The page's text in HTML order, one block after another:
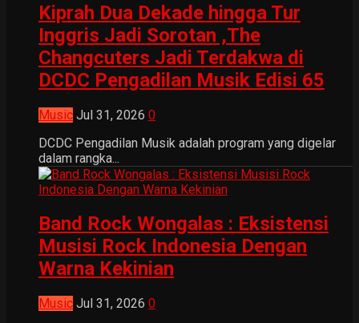
Kiprah Dua Dekade hingga Tur
Inggris Jadi Sorotan ,The
Changcuters Jadi Terdakwa di
DCDC Pengadilan Musik Edisi 65
Music Jul 31, 2026 0
DCDC Pengadilan Musik adalah program yang digelar
dalam rangka...
Band Rock Wongalas : Eksistensi
Musisi Rock Indonesia Dengan
Warna Kekinian
Music Jul 31, 2026 0